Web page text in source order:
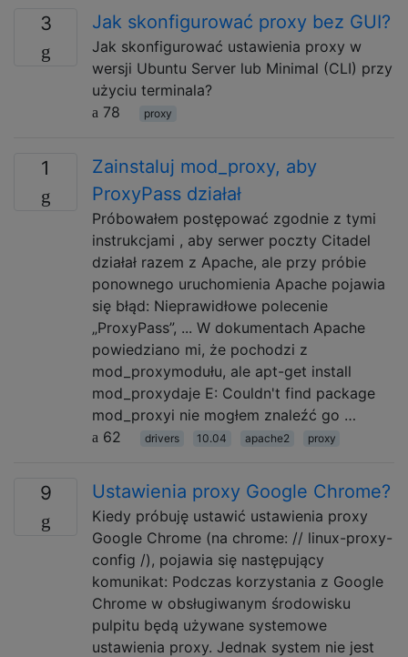
3 Jak skonfigurować proxy bez GUI?
Jak skonfigurować ustawienia proxy w
wersji Ubuntu Server lub Minimal (CLI) przy
użyciu terminala?
78
proxy
1
Zainstaluj mod_proxy, aby
ProxyPass działał
Próbowałem postępować zgodnie z tymi
instrukcjami , aby serwer poczty Citadel
działał razem z Apache, ale przy próbie
ponownego uruchomienia Apache pojawia
się błąd: Nieprawidłowe polecenie
„ProxyPass”, ... W dokumentach Apache
powiedziano mi, że pochodzi z
mod_proxymodułu, ale apt-get install
mod_proxydaje E: Couldn't find package
mod_proxyi nie mogłem znaleźć go …
62
drivers 10.04 apache2 proxy
9 Ustawienia proxy Google Chrome?
Kiedy próbuję ustawić ustawienia proxy
Google Chrome (na chrome: // linux-proxy-
config /), pojawia się następujący
komunikat: Podczas korzystania z Google
Chrome w obsługiwanym środowisku
pulpitu będą używane systemowe
ustawienia proxy. Jednak system nie jest